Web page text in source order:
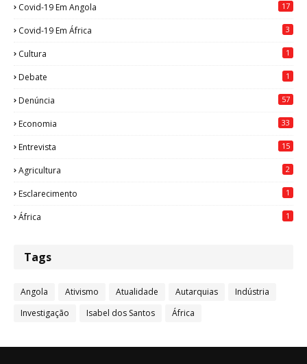
Covid-19 Em Angola 17
Covid-19 Em África 3
Cultura 1
Debate 1
Denúncia 57
Economia 33
Entrevista 15
Agricultura 2
Esclarecimento 1
África 1
Tags
Angola Ativismo Atualidade Autarquias
Indústria
Investigação
Isabel dos Santos África